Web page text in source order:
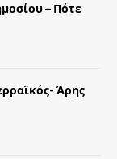
– Πότε
Άρης